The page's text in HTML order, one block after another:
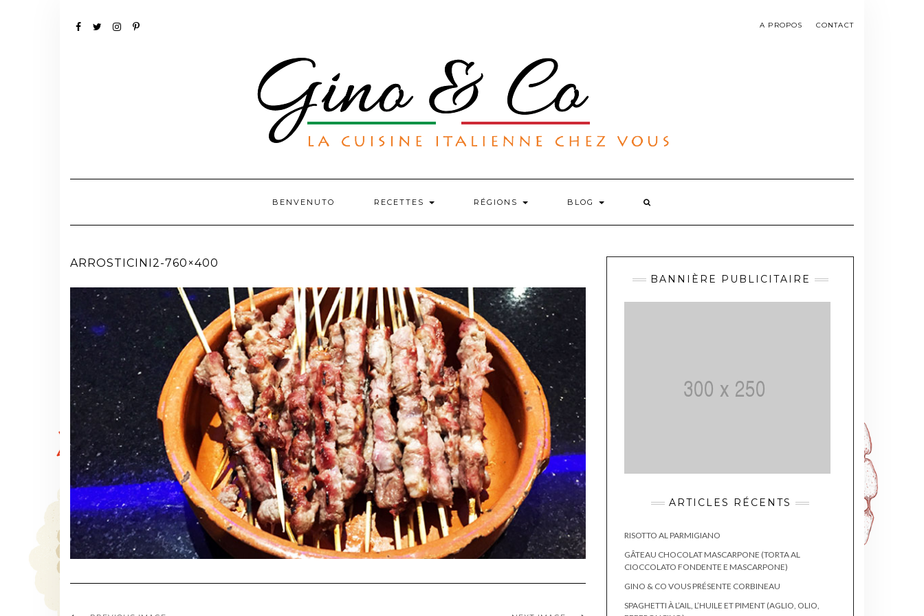
A PROPOS CONTACT
BENVENUTO RECETTES RÉGIONS BLOG
ARROSTICINI2-760×400
BANNIÈRE PUBLICITAIRE
ARTICLES RÉCENTS
RISOTTO AL PARMIGIANO
GÂTEAU CHOCOLAT MASCARPONE (TORTA AL
CIOCCOLATO FONDENTE E MASCARPONE)
GINO & CO VOUS PRÉSENTE CORBINEAU
SPAGHETTI À L’AIL, L’HUILE ET PIMENT (AGLIO, OLIO,